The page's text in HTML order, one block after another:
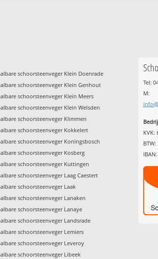
schoorsteenveger Klein Doenrade
schoorsteenveger Klein Genhout
schoorsteenveger Klein Meers
schoorsteenveger Klein Welsden
schoorsteenveger Klimmen
schoorsteenveger Kokkelert
schoorsteenveger Koningsbosch
schoorsteenveger Kosberg
schoorsteenveger Kuttingen
schoorsteenveger Laag Caestert
schoorsteenveger Laak
schoorsteenveger Lanaken
schoorsteenveger Lanaye
schoorsteenveger Landsrade
schoorsteenveger Lemiers
schoorsteenveger Leveroy
schoorsteenveger Libeek
Tel:
M:
KVK:
BTW: